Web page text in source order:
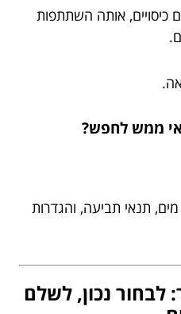
כיסויים, אותה השתתפות
ממש לחפש?
תנאי תביעה, והגדרות
לבחור נכון, לשלם